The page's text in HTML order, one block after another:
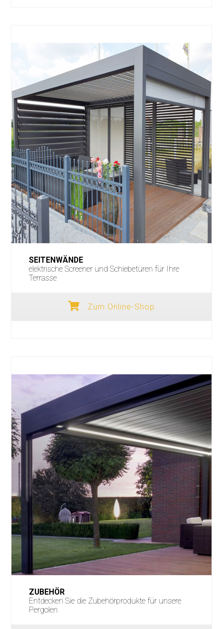
SEITENWÄNDE
elektrische Screener und Schiebetüren für Ihre
Terrasse
Zum Online-Shop
ZUBEHÖR
Entdecken Sie die Zubehörprodukte für unsere
Pergolen